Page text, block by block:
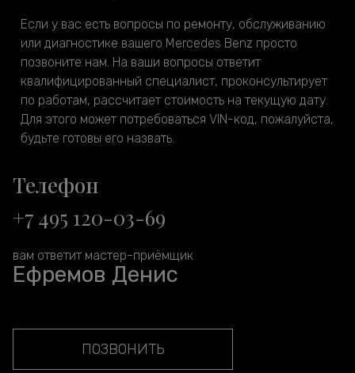
Если у вас есть вопросы по ремонту, обслуживанию
или диагностике вашего Mercedes Benz просто
позвоните нам. На ваши вопросы ответит
квалифицированный специалист, проконсультирует
по работам, рассчитает стоимость на текущую дату.
Для этого может потребоваться VIN-код, пожалуйста,
будьте готовы его назвать.
Телефон
+7 495 120-03-69
вам ответит мастер-приёмщик
Ефремов Денис
ПОЗВОНИТЬ